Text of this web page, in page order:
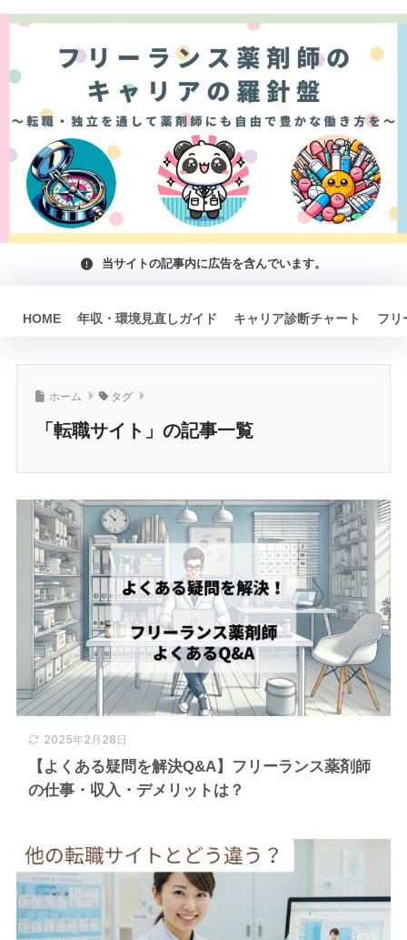
当サイトの記事内に広告を含んでいます。
HOME 年収・環境見直しガイド キャリア診断チャート フリ
ホーム タグ
「転職サイト」の記事一覧
2025年2月28日
【よくある疑問を解決Q&A】フリーランス薬剤師
の仕事・収入・デメリットは？